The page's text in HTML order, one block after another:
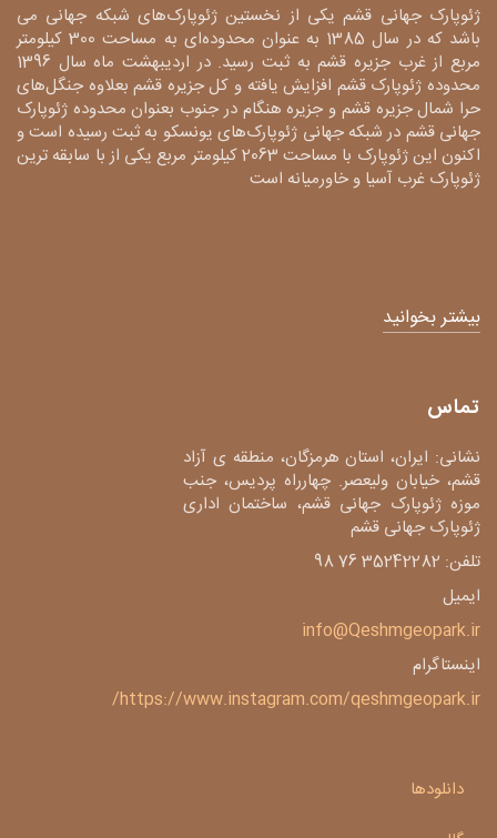
ژئوپارک جهانی قشم یکی از نخستین ژئوپارک‌های شبکه جهانی می
باشد که در سال 1385 به عنوان محدوده‌ای به مساحت 300 کیلومتر
مربع از غرب جزیره قشم به ثبت رسید. در اردیبهشت ماه سال 1396
محدوده ژئوپارک قشم افزایش یافته و کل جزیره قشم بعلاوه جنگل‌های
حرا شمال جزیره قشم و جزیره هنگام در جنوب بعنوان محدوده ژئوپارک
جهانی قشم در شبکه جهانی ژئوپارک‌های یونسکو به ثبت رسیده است و
اکنون این ژئوپارک با مساحت 2063 کیلومتر مربع یکی از با سابقه ترین
ژئوپارک غرب آسیا و خاورمیانه است
بیشتر بخوانید
تماس
نشانی: ایران، استان هرمزگان، منطقه ی آزاد
قشم، خیابان ولیعصر. چهارراه پردیس، جنب
موزه ژئوپارک جهانی قشم، ساختمان اداری
ژئوپارک جهانی قشم
تلفن: 35242282 76 98
ایمیل
info@Qeshmgeopark.ir
اینستاگرام
https://www.instagram.com/qeshmgeopark.ir/
دانلودها